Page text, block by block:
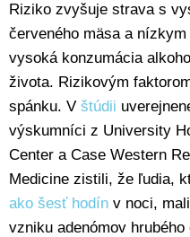
Riziko zvyšuje strava s
červeného mäsa a
vysoká konzumácia
života. Rizikovým
spánku. V štúdii
výskumníci z University
Center a Case Western
Medicine zistili, že ľudia,
ako šesť hodín v noci,
vzniku adenómov